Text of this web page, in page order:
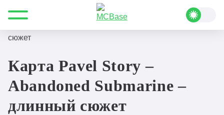
Все для Minecraft Карты На прохождение
сюжет
Карта Pavel Story –
Abandoned Submarine –
длинный сюжет